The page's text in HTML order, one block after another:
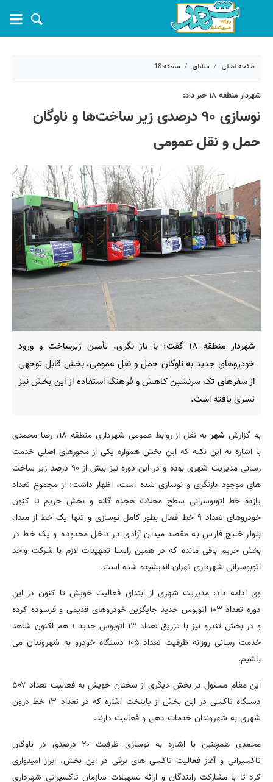
صفحه اصلی مناطق منطقه 18
۴ خرداد ۱۴۰۵ - ۰۸:۵۳
کد مطلب:81232
شهردار منطقه ۱۸ خبر داد:
نوسازی ۹۰ درصدی زیر ساخت‌ها و ناوگان
حمل و نقل عمومی
شهردار منطقه ۱۸ گفت: با باز نگری، تأمین زیرساخت و ورود
خودروهای جدید به ناوگان حمل و نقل عمومی، بخش قابل توجهی
از سفرهای تک سرنشین کاهش و فرهنگ استفاده از این بخش نیز
تسری یافته است.
به گزارش شهر
به نقل از روابط عمومی شهرداری منطقه ۱۸، رضا محمدی
با اشاره به این نکته که این بخش همواره یکی از محورهای اصلی خدمت
رسانی مدیریت شهری بوده و در این دوره نیز بیش از ۹۰ درصد زیر ساخت
های موجود بازنگری و نوسازی شده است، اظهار داشت: از مجموع تعداد
یازده خط اتوبوسرانی سطح محلات هجده گانه و بخش حریم تا کنون
خودروهای تعداد ۹ خط فعال بطور کامل نوسازی و تنها یک خط از مبداء
بلوار خلیج فارس به مقصد میدان آزادی در داخل محدوده و یک خط در
بخش حریم باقی مانده که در همین راستا تمهیدات لازم با شرکت واحد
اتوبوسرانی شهرداری تهران اندیشیده شده است.
وی ادامه داد: مدیریت شهری از ابتدای فعالیت خویش تا کنون در این
دوره تعداد ۱۰۳ اتوبوس جدید جایگزین خودروهای قدیمی و فرسوده کرده
و در بخش تندرو نیز با تزریق تعداد ۱۳ اتوبوس جدید ؛ هم اکنون شاهد
خدمت رسانی روزانه ظرفیت تعداد ۱۰۵ دستگاه خودرو به شهروندان می
باشیم.
این مقام مسئول در بخش دیگری از سخنان خویش به فعالیت تعداد ۵۰۷
دستگاه تاکسی در این بخش از پایتخت اشاره که در تعداد ۱۳ خط درون
شهری به شهروندان خدمات دهی و فعالیت دارند.
محمدی همچنین با اشاره به نوسازی ظرفیت ۲۰ درصدی در ناوگان
تاکسیرانی و آغاز فعالیت تاکسی های برقی در این بخش، ابراز امیدواری
کرد تا با مشارکت رانندگان و ارائه تسهیلات سازمان تاکسیرانی شهرداری